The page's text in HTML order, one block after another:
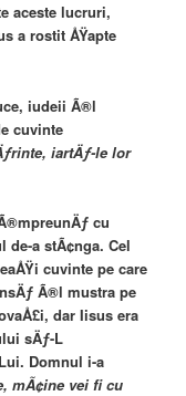
aceste lucruri,
a rostit ÅŸapte
iudeii Ã®l
cuvinte
iartÄƒ-le lor
cu
de-a stÃ¢nga. Cel
cuvinte pe care
Ã®l mustra pe
dar Iisus era
sÄƒ-L
Domnul i-a
mÃ¢ine vei fi cu